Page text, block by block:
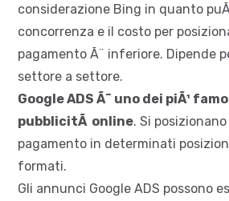
considerazione Bing in quanto
concorrenza e il costo per
pagamento Ã¨ inferiore. Dipende
settore a settore.
Google ADS Ã¨ uno dei piÃ¹
pubblicitÃ online. Si
pagamento in determinati
formati.
Gli annunci Google ADS possono